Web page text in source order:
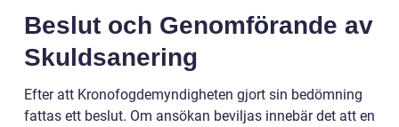
Beslut och Genomförande av
Skuldsanering
Efter att Kronofogdemyndigheten gjort sin bedömning
fattas ett beslut. Om ansökan beviljas innebär det att en